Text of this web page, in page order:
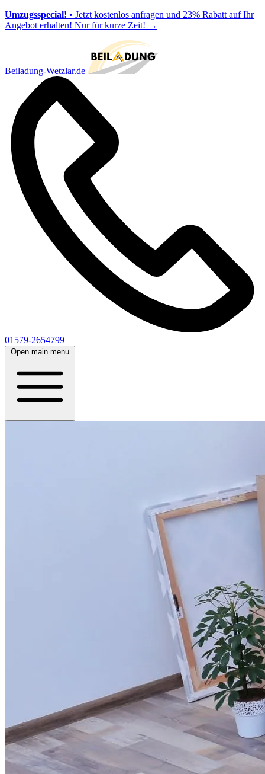
Umzugsspecial! • Jetzt kostenlos anfragen und 23% Rabatt auf Ihr
Angebot erhalten! Nur für kurze Zeit! →
Beiladung-Wetzlar.de
01579-2654799
Open main menu